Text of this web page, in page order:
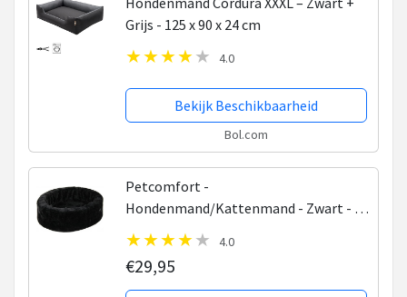
Grijs - 125 x 90 x 24 cm
4.0
Bekijk Beschikbaarheid
Bol.com
Petcomfort -
Hondenmand/Kattenmand - Zwart - 56
x 50 x 15 cm
4.0
€29,95